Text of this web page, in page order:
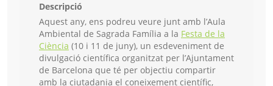
Descripció
Aquest any, ens podreu veure junt amb l’Aula
Ambiental de Sagrada Família a la Festa de la
Ciència (10 i 11 de juny), un esdeveniment de
divulgació científica organitzat per l’Ajuntament
de Barcelona que té per objectiu compartir
amb la ciutadania el coneixement científic,